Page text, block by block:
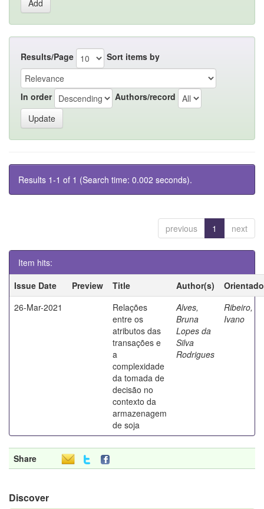
Results/Page Sort items by
In order Authors/record
Results 1-1 of 1 (Search time: 0.002 seconds).
previous 1 next
Item hits:
Issue Date
Preview Title Author(s)
26-Mar-2021
Relações
entre os
atributos das
transações e
a
complexidade
da tomada de
decisão no
contexto da
armazenagem
de soja
Alves,
Bruna
Lopes da
Silva
Rodrigues
Ribeiro,
Ivano
Share
Discover